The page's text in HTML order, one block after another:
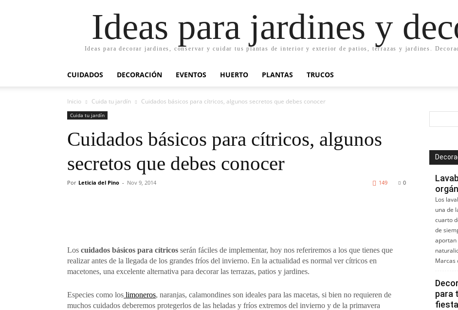
Ideas para jardines y
Ideas para decorar jardines, conservar y cuidar tus plantas de interior y exterior de patios, terrazas y jardines.
CUIDADOS DECORACIÓN EVENTOS HUERTO PLANTAS TRUCOS
Inicio Cuida tu jardín Cuidados básicos para cítricos, algunos secretos que debes conocer
Cuida tu jardín
Cuidados básicos para cítricos, algunos
secretos que debes conocer
Por Leticia del Pino - Nov 9, 2014 0
149
Los cuidados básicos para cítricos serán fáciles de implementar, hoy nos referiremos a los que tienes que
realizar antes de la llegada de los grandes fríos del invierno. En la actualidad es normal ver cítricos en
macetones, una excelente alternativa para decorar las terrazas, patios y jardines.
Especies como los limoneros, naranjas, calamondines son ideales para las macetas, si bien no requieren de
muchos cuidados deberemos protegerlos de las heladas y fríos extremos del invierno y de la primavera
Los
una de
cuarto
de
aportan
Marcas
para